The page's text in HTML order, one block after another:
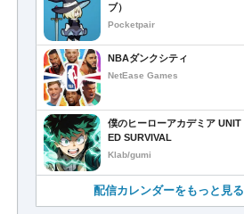
ブ）
Pocketpair
NBAダンクシティ
NetEase Games
僕のヒーローアカデミア UNIT
ED SURVIVAL
Klab/gumi
配信カレンダーをもっと見る